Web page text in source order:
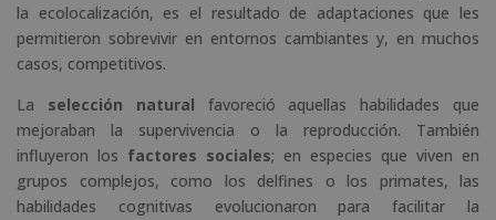
la ecolocalización, es el resultado de adaptaciones que les
permitieron sobrevivir en entornos cambiantes y, en muchos
casos, competitivos.
La selección natural favoreció aquellas habilidades que
mejoraban la supervivencia o la reproducción. También
influyeron los factores sociales; en especies que viven en
grupos complejos, como los delfines o los primates, las
habilidades cognitivas evolucionaron para facilitar la